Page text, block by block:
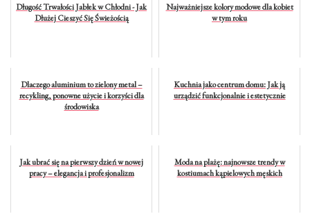
Długość Trwałości Jabłek w Chłodni - Jak
Dłużej Cieszyć Się Świeżością
Najważniejsze kolory modowe dla kobiet
w tym roku
Dlaczego aluminium to zielony metal –
recykling, ponowne użycie i korzyści dla
środowiska
Kuchnia jako centrum domu: Jak ją
urządzić funkcjonalnie i estetycznie
Jak ubrać się na pierwszy dzień w nowej
pracy – elegancja i profesjonalizm
Moda na plażę: najnowsze trendy w
kostiumach kąpielowych męskich